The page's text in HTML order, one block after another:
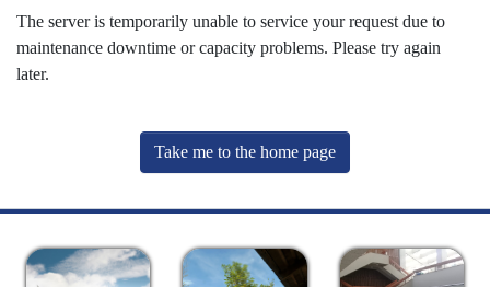
The server is temporarily unable to service your request due to
maintenance downtime or capacity problems. Please try again
later.
Take me to the home page